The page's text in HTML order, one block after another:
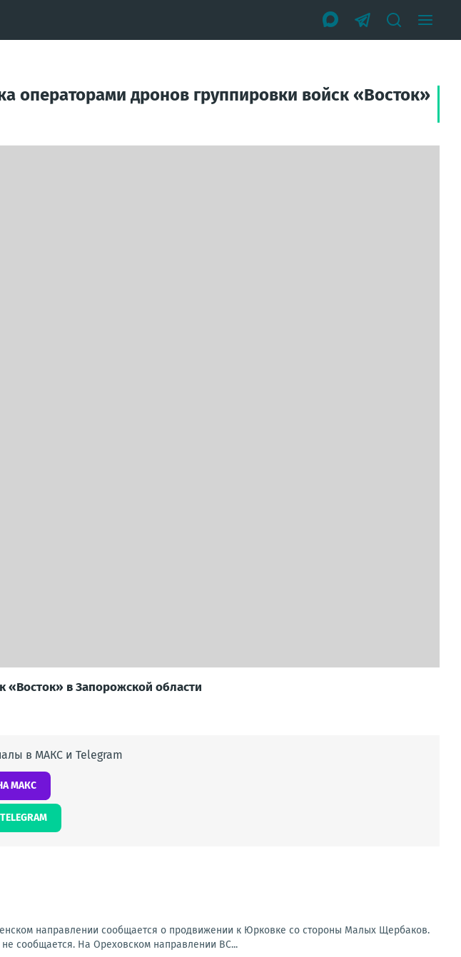
операторами дронов группировки войск «Восток»
в Запорожской области
в МАКС и Telegram
МАКС
направлении сообщается о продвижении к Юрковке со стороны Малых Щербаков.
сообщается. На Ореховском направлении ВС...